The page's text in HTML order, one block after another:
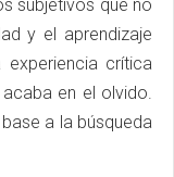
subjetivos que no
y el aprendizaje
crítica
en el olvido.
a la búsqueda